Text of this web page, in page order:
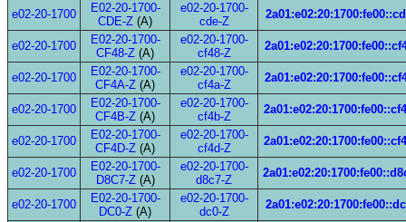
e02-20-1700
E02-20-1700-
CDE-Z (A)
e02-20-1700-
cde-Z
e02-20-1700
E02-20-1700-
CF48-Z (A)
e02-20-1700-
cf48-Z
e02-20-1700
E02-20-1700-
CF4A-Z (A)
e02-20-1700-
cf4a-Z
e02-20-1700
E02-20-1700-
CF4B-Z (A)
e02-20-1700-
cf4b-Z
e02-20-1700
E02-20-1700-
CF4D-Z (A)
e02-20-1700-
cf4d-Z
e02-20-1700
E02-20-1700-
D8C7-Z(A)
e02-20-1700-
d8c7-Z
e02-20-1700
E02-20-1700-
DC0-Z (A)
e02-20-1700-
dc0-Z